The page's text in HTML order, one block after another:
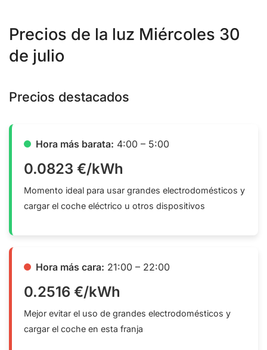
Precios de la luz Miércoles 30
de julio
Precios destacados
Hora más barata: 4:00 – 5:00
0.0823 €/kWh
Momento ideal para usar grandes electrodomésticos y
cargar el coche eléctrico u otros dispositivos
Hora más cara: 21:00 – 22:00
0.2516 €/kWh
Mejor evitar el uso de grandes electrodomésticos y
cargar el coche en esta franja